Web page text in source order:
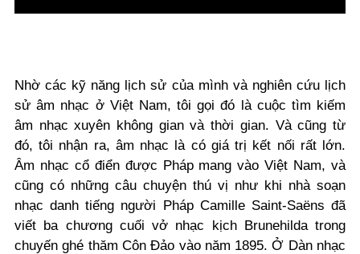
Nhờ các kỹ năng lịch sử của mình và nghiên cứu lịch
sử âm nhạc ở Việt Nam, tôi gọi đó là cuộc tìm kiếm
âm nhạc xuyên không gian và thời gian. Và cũng từ
đó, tôi nhận ra, âm nhạc là có giá trị kết nối rất lớn.
Âm nhạc cổ điển được Pháp mang vào Việt Nam, và
cũng có những câu chuyện thú vị như khi nhà soạn
nhạc danh tiếng người Pháp Camille Saint-Saëns đã
viết ba chương cuối vở nhạc kịch Brunehilda trong
chuyến ghé thăm Côn Đảo vào năm 1895. Ở Dàn nhạc